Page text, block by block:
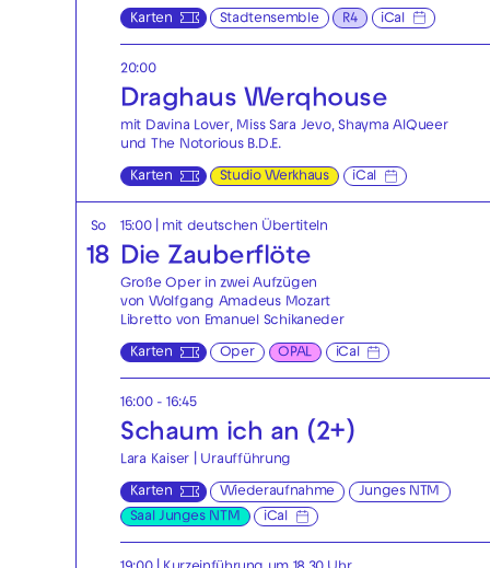
Karten Stadtensemble R4 iCal
20:00
Draghaus Werqhouse
mit Davina Lover, Miss Sara Jevo, Shayma AlQueer
und The Notorious B.D.E.
Karten Studio Werkhaus iCal
So
18
15:00| mit deutschen Übertiteln
Die Zauberflöte
Große Oper in zwei Aufzügen
von Wolfgang Amadeus Mozart
Libretto von Emanuel Schikaneder
Karten Oper OPAL iCal
16:00 - 16:45
Schaum ich an (2+)
Lara Kaiser | Uraufführung
Karten Wiederaufnahme
Junges NTM
Saal Junges NTM
iCal